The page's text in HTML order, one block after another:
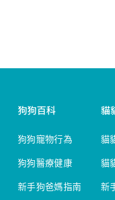
狗狗百科
狗狗寵物行為
狗狗醫療健康
新手狗爸媽指南
貓
貓
貓
新